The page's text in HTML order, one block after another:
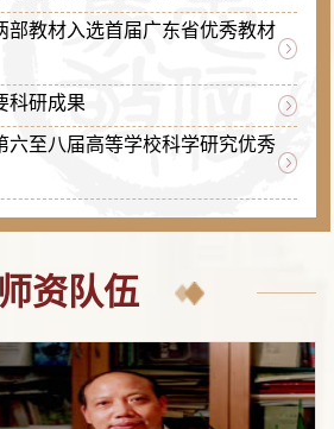
部教材入选首届广东省优秀教材
科研成果
六至八届高等学校科学研究优秀
师资队伍